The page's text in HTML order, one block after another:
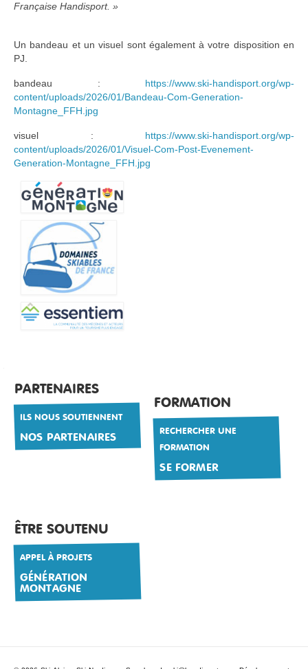
Française Handisport. »
Un bandeau et un visuel sont également à votre disposition en
PJ.
bandeau : https://www.ski-handisport.org/wp-
content/uploads/2026/01/Bandeau-Com-Generation-
Montagne_FFH.jpg
visuel : https://www.ski-handisport.org/wp-
content/uploads/2026/01/Visuel-Com-Post-Evenement-
Generation-Montagne_FFH.jpg
PARTENAIRES
ILS NOUS SOUTIENNENT
NOS PARTENAIRES
FORMATION
RECHERCHER UNE
FORMATION
SE FORMER
ÊTRE SOUTENU
APPEL À PROJETS
GÉNÉRATION
MONTAGNE